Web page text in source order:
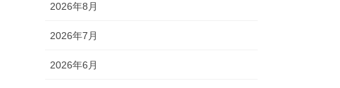
2026年8月
2026年7月
2026年6月